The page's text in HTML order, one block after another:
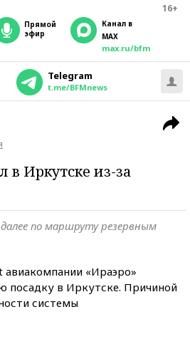
16+
прямой
эфир
Канал в
MAX
max.ru/bfm
Telegram
t.me/BFMnews
в Иркутске из-за
по маршруту резервным
авиакомпании «Ираэро»
посадку в Иркутске. Причиной
системы